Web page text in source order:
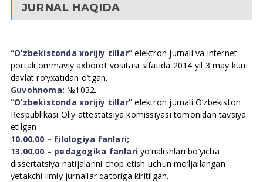
JURNAL HAQIDA
“O’zbekistonda xorijiy tillar” elektron jurnali va internet
portali ommaviy axborot vositasi sifatida 2014 yil 3 may kuni
davlat ro’yxatidan o’tgan.
Guvohnoma: №1032.
“O’zbekistonda xorijiy tillar” elektron jurnali O’zbekiston
Respublikasi Oliy attestatsiya komissiyasi tomonidan tavsiya
etilgan
10.00.00 – filologiya fanlari;
13.00.00 – pedagogika fanlari yo’nalishlari bo’yicha
dissertatsiya natijalarini chop etish uchun mo’ljallangan
yetakchi ilmiy jurnallar qatoriga kiritilgan.